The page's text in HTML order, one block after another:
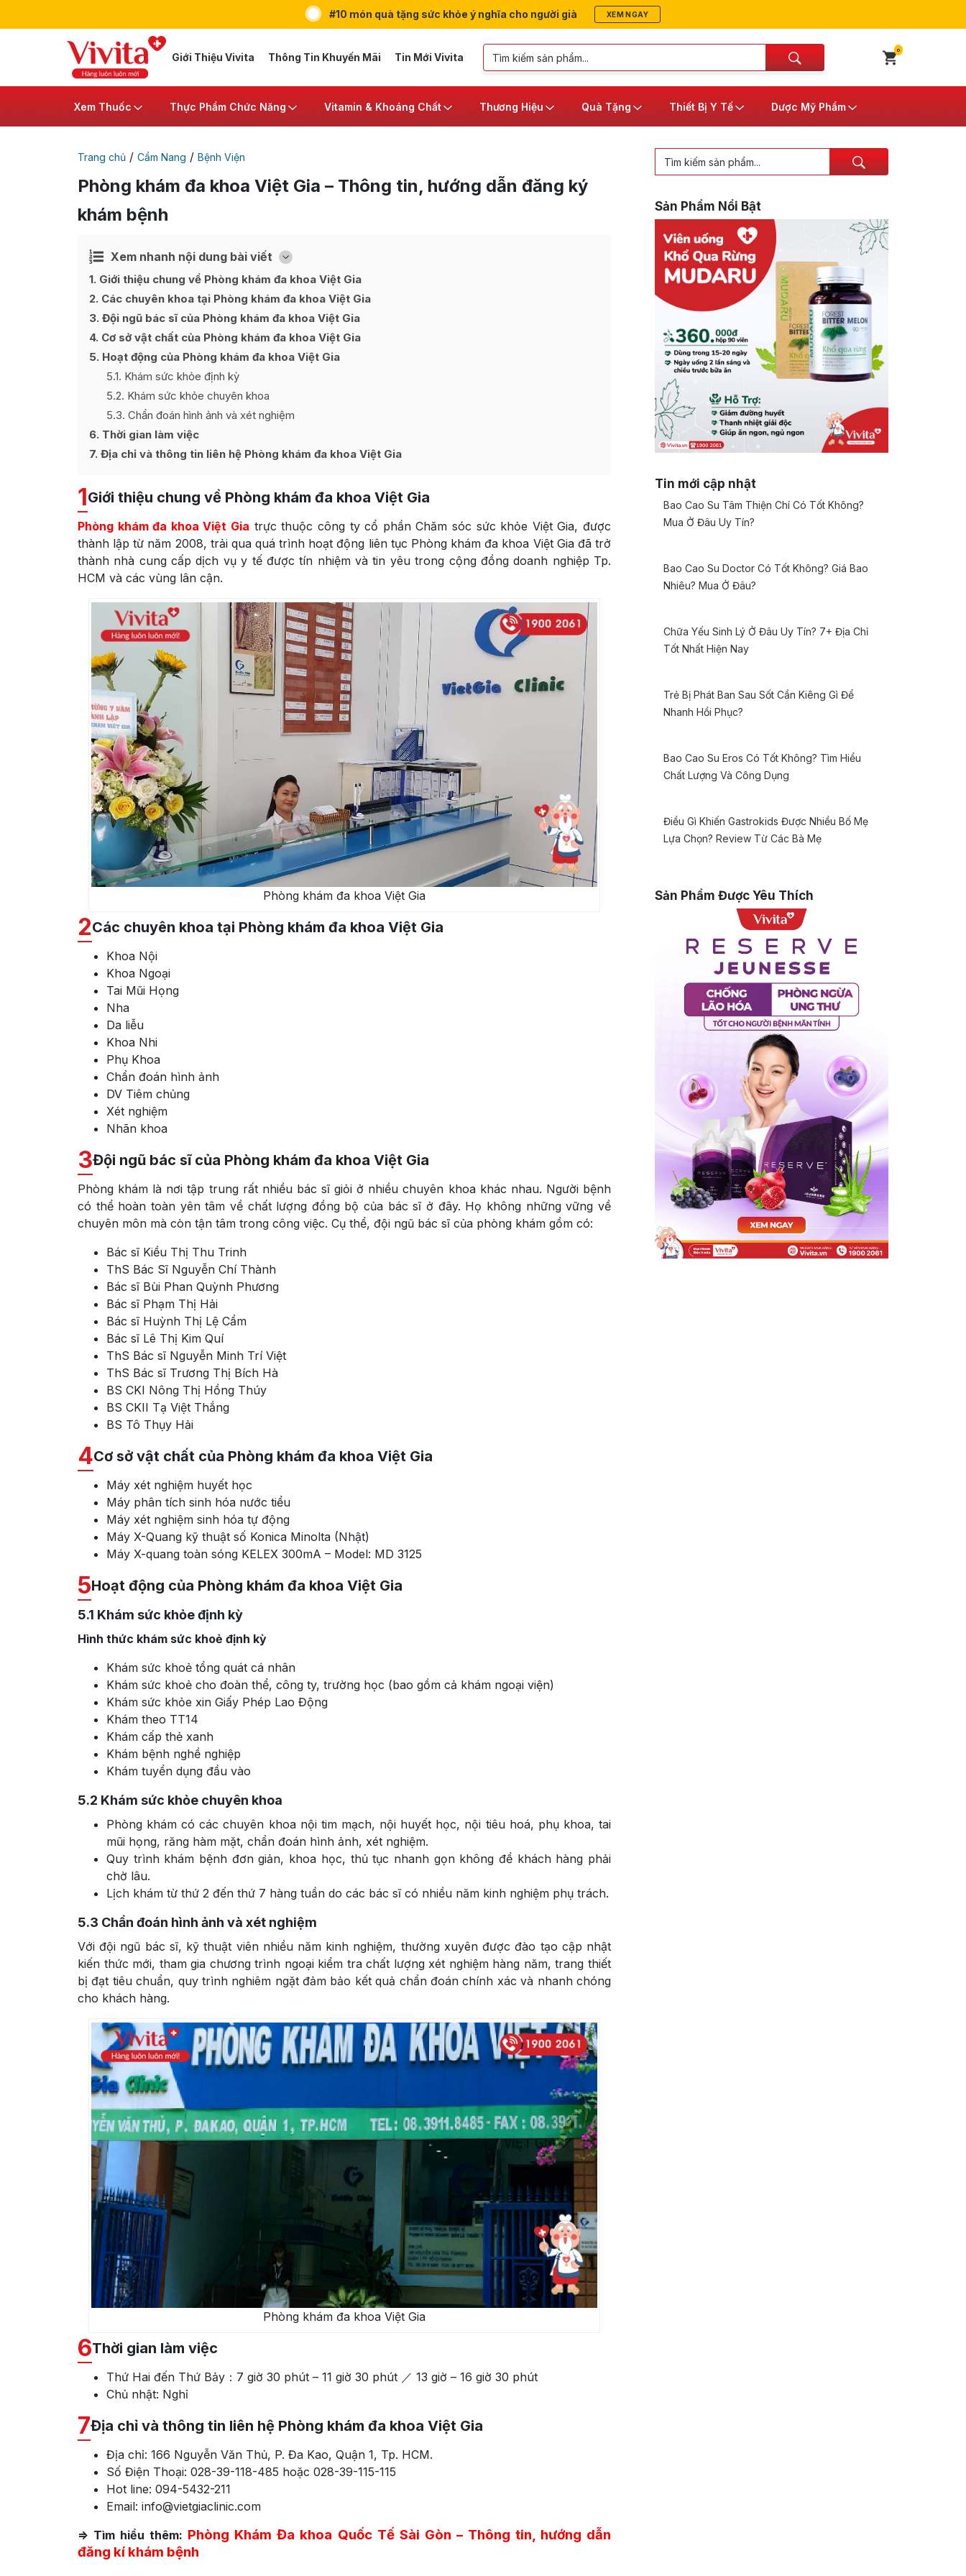
#10 món quà tặng sức khỏe ý nghĩa cho người già XEM NGAY
Giới Thiệu Vivita Thông Tin Khuyến Mãi Tin Mới Vivita
0
Xem Thuốc Thực Phẩm Chức Năng Vitamin & Khoáng Chất Thương Hiệu Quà Tặng Thiết Bị Y Tế Dược Mỹ Phẩm
Trang chủ / Cẩm Nang / Bệnh Viện
Phòng khám đa khoa Việt Gia – Thông tin, hướng dẫn đăng ký
khám bệnh
Xem nhanh nội dung bài viết [
Ẩn
1 Giới thiệu chung về Phòng khám đa khoa Việt Gia
2 Các chuyên khoa tại Phòng khám đa khoa Việt Gia
3 Đội ngũ bác sĩ của Phòng khám đa khoa Việt Gia
4 Cơ sở vật chất của Phòng khám đa khoa Việt Gia
5 Hoạt động của Phòng khám đa khoa Việt Gia
5.1 Khám sức khỏe định kỳ
5.2 Khám sức khỏe chuyên khoa
5.3 Chẩn đoán hình ảnh và xét nghiệm
6 Thời gian làm việc
7 Địa chỉ và thông tin liên hệ Phòng khám đa khoa Việt Gia
1Giới thiệu chung về Phòng khám đa khoa Việt Gia
Phòng khám đa khoa Việt Gia trực thuộc công ty cổ phần Chăm sóc sức khỏe Việt Gia, được
thành lập từ năm 2008, trải qua quá trình hoạt động liên tục Phòng khám đa khoa Việt Gia đã trở
thành nhà cung cấp dịch vụ y tế được tín nhiệm và tin yêu trong cộng đồng doanh nghiệp Tp.
HCM và các vùng lân cận.
Phòng khám đa khoa Việt Gia
2Các chuyên khoa tại Phòng khám đa khoa Việt Gia
Khoa Nội
Khoa Ngoại
Tai Mũi Họng
Nha
Da liễu
Khoa Nhi
Phụ Khoa
Chẩn đoán hình ảnh
DV Tiêm chủng
Xét nghiệm
Nhãn khoa
3Đội ngũ bác sĩ của Phòng khám đa khoa Việt Gia
Phòng khám là nơi tập trung rất nhiều bác sĩ giỏi ở nhiều chuyên khoa khác nhau. Người bệnh
có thể hoàn toàn yên tâm về chất lượng đồng bộ của bác sĩ ở đây. Họ không những vững về
chuyên môn mà còn tận tâm trong công việc. Cụ thể, đội ngũ bác sĩ của phòng khám gồm có:
Bác sĩ Kiều Thị Thu Trinh
ThS Bác Sĩ Nguyễn Chí Thành
Bác sĩ Bùi Phan Quỳnh Phương
Bác sĩ Phạm Thị Hải
Bác sĩ Huỳnh Thị Lệ Cẩm
Bác sĩ Lê Thị Kim Quí
ThS Bác sĩ Nguyễn Minh Trí Việt
ThS Bác sĩ Trương Thị Bích Hà
BS CKI Nông Thị Hồng Thúy
BS CKII Tạ Việt Thắng
BS Tô Thụy Hải
4Cơ sở vật chất của Phòng khám đa khoa Việt Gia
Máy xét nghiệm huyết học
Máy phân tích sinh hóa nước tiểu
Máy xét nghiệm sinh hóa tự động
Máy X-Quang kỹ thuật số Konica Minolta (Nhật)
Máy X-quang toàn sóng KELEX 300mA – Model: MD 3125
5Hoạt động của Phòng khám đa khoa Việt Gia
5.1 Khám sức khỏe định kỳ
Hình thức khám sức khoẻ định kỳ
Khám sức khoẻ tổng quát cá nhân
Khám sức khoẻ cho đoàn thể, công ty, trường học (bao gồm cả khám ngoại viện)
Khám sức khỏe xin Giấy Phép Lao Động
Khám theo TT14
Khám cấp thẻ xanh
Khám bệnh nghề nghiệp
Khám tuyển dụng đầu vào
5.2 Khám sức khỏe chuyên khoa
Phòng khám có các chuyên khoa nội tim mạch, nội huyết học, nội tiêu hoá, phụ khoa, tai
mũi họng, răng hàm mặt, chẩn đoán hình ảnh, xét nghiệm.
Quy trình khám bệnh đơn giản, khoa học, thủ tục nhanh gọn không để khách hàng phải
chờ lâu.
Lịch khám từ thứ 2 đến thứ 7 hàng tuần do các bác sĩ có nhiều năm kinh nghiệm phụ trách.
5.3 Chẩn đoán hình ảnh và xét nghiệm
Với đội ngũ bác sĩ, kỹ thuật viên nhiều năm kinh nghiệm, thường xuyên được đào tạo cập nhật
kiến thức mới, tham gia chương trình ngoại kiểm tra chất lượng xét nghiệm hàng năm, trang thiết
bị đạt tiêu chuẩn, quy trình nghiêm ngặt đảm bảo kết quả chẩn đoán chính xác và nhanh chóng
cho khách hàng.
Phòng khám đa khoa Việt Gia
6Thời gian làm việc
Thứ Hai đến Thứ Bảy：7 giờ 30 phút – 11 giờ 30 phút ／ 13 giờ – 16 giờ 30 phút
Chủ nhật: Nghỉ
7Địa chỉ và thông tin liên hệ Phòng khám đa khoa Việt Gia
Địa chỉ: 166 Nguyễn Văn Thủ, P. Đa Kao, Quận 1, Tp. HCM.
Số Điện Thoại: 028-39-118-485 hoặc 028-39-115-115
Hot line: 094-5432-211
Email: info@vietgiaclinic.com
=> Tìm hiểu thêm: Phòng Khám Đa khoa Quốc Tế Sài Gòn – Thông tin, hướng dẫn
đăng kí khám bệnh
Sản Phẩm Nổi Bật
Tin mới cập nhật
Bao Cao Su Tâm Thiện Chí Có Tốt Không?
Mua Ở Đâu Uy Tín?
Bao Cao Su Doctor Có Tốt Không? Giá Bao
Nhiêu? Mua Ở Đâu?
Chữa Yếu Sinh Lý Ở Đâu Uy Tín? 7+ Địa Chỉ
Tốt Nhất Hiện Nay
Trẻ Bị Phát Ban Sau Sốt Cần Kiêng Gì Để
Nhanh Hồi Phục?
Bao Cao Su Eros Có Tốt Không? Tìm Hiểu
Chất Lượng Và Công Dụng
Điều Gì Khiến Gastrokids Được Nhiều Bố Mẹ
Lựa Chọn? Review Từ Các Bà Mẹ
Sản Phẩm Được Yêu Thích